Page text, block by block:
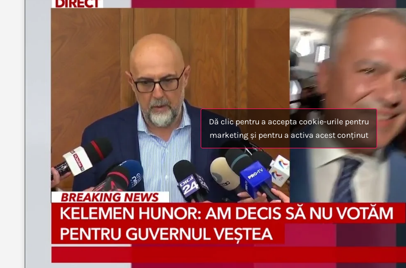
Dă clic pentru a accepta cookie-urile pentru
marketing și pentru a activa acest conținut